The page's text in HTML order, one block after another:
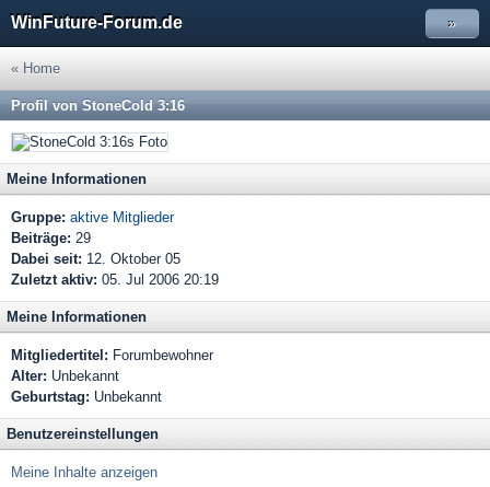
WinFuture-Forum.de »
« Home
Profil von StoneCold 3:16
Meine Informationen
Gruppe: aktive Mitglieder
Beiträge: 29
Dabei seit: 12. Oktober 05
Zuletzt aktiv: 05. Jul 2006 20:19
Meine Informationen
Mitgliedertitel: Forumbewohner
Alter: Unbekannt
Geburtstag: Unbekannt
Benutzereinstellungen
Meine Inhalte anzeigen